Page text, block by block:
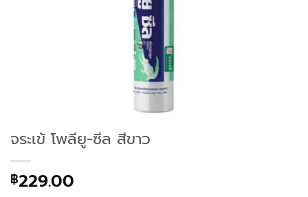
จระเข้ โพลียู-ซีล สีขาว
฿229.00